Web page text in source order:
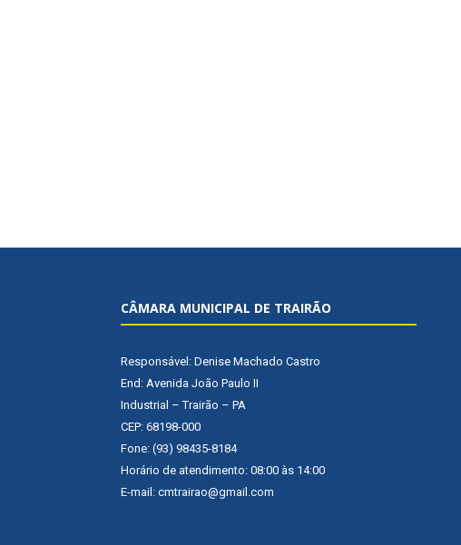
CÂMARA MUNICIPAL DE TRAIRÃO
Responsável: Denise Machado Castro
End: Avenida João Paulo II
Industrial – Trairão – PA
CEP: 68198-000
Fone: (93) 98435-8184
Horário de atendimento: 08:00 às 14:00
E-mail: cmtrairao@gmail.com